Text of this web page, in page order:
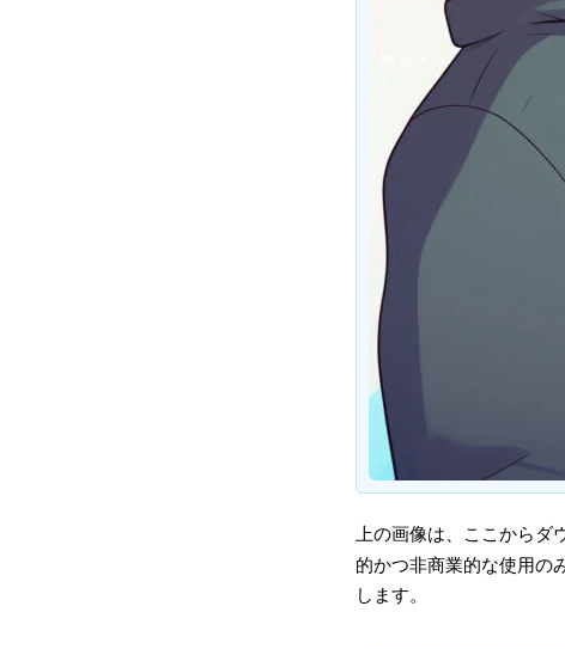
上の画像は、ここから
的かつ非商業的な使用の
します。